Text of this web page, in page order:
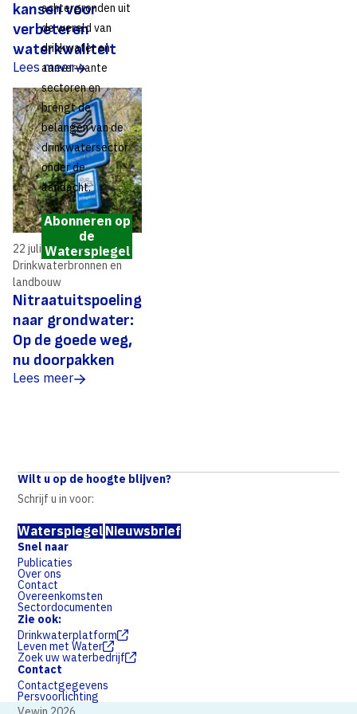
kansen voor
verbeteren
waterkwaliteit
Lees meer
Nitraatuitspoeling
naar grondwater:
Op de goede weg,
nu doorpakken
22 juli 2020
Drinkwaterbronnen en
landbouw
Lees meer
achtergronden uit
de wereld van
drinkwater en
aanverwante
sectoren en
brengt de
belangen van de
drinkwatersector
onder de
aandacht.
Abonneren op
de
Waterspiegel
Wilt u op de hoogte blijven?
Schrijf u in voor:
Waterspiegel Nieuwsbrief
Snel naar
Publicaties
Over ons
Contact
Overeenkomsten
Sectordocumenten
Zie ook:
Drinkwaterplatform
Leven met Water
Zoek uw waterbedrijf
Contact
Contactgegevens
Persvoorlichting